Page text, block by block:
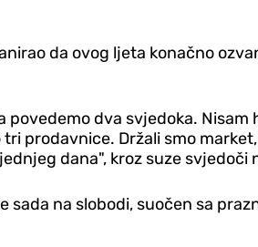
da ovog ljeta konačno
dva svjedoka.
prodavnice. Držali smo
dana", kroz suze
na slobodi, suočen sa